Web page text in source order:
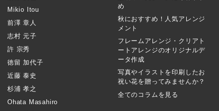
Mikio Itou
前澤 章人
志村 元子
許 宗秀
徳留 加代子
近藤 泰史
杉浦 孝之
Ohata Masahiro
め
秋におすすめ！人気アレンジ
メント
フレームアレンジ・クリアト
ートアレンジのオリジナルデ
ータ作成
写真やイラストを印刷したお
祝い花を贈ってみませんか？
全てのコラムを見る